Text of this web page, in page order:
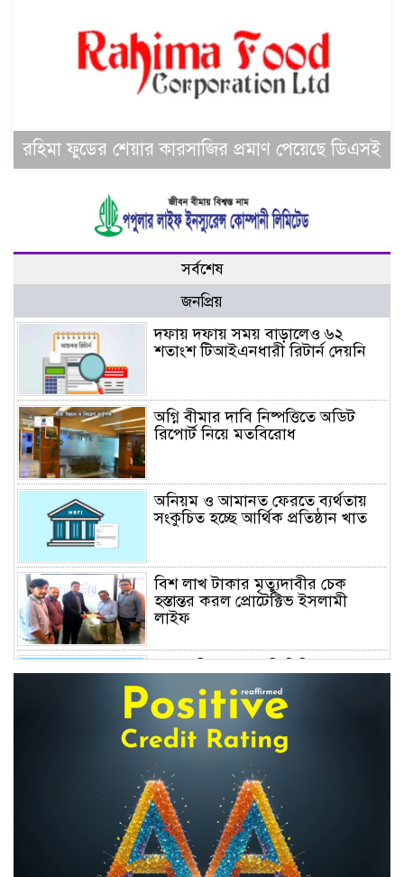
রহিমা ফুডের শেয়ার কারসাজির প্রমাণ পেয়েছে ডিএসই
সর্বশেষ
জনপ্রিয়
দফায় দফায় সময় বাড়ালেও ৬২
শতাংশ টিআইএনধারী রিটার্ন দেয়নি
অগ্নি বীমার দাবি নিষ্পত্তিতে অডিট
রিপোর্ট নিয়ে মতবিরোধ
অনিয়ম ও আমানত ফেরতে ব্যর্থতায়
সংকুচিত হচ্ছে আর্থিক প্রতিষ্ঠান খাত
বিশ লাখ টাকার মৃত্যুদাবীর চেক
হস্তান্তর করল প্রোটেক্টিভ ইসলামী
লাইফ
শেয়ার দর, ডিএসইর সতর্কবার্তা